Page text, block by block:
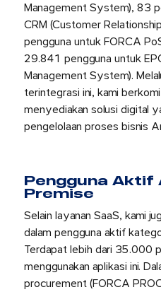
Management System), 83
CRM (Customer
pengguna untuk FORCA
29.841 pengguna untuk
Management System).
terintegrasi ini, kami
menyediakan solusi digital
pengelolaan proses bisnis
Pengguna Aktif
Premise
Selain layanan SaaS, kami
dalam pengguna aktif
Terdapat lebih dari 35.000
menggunakan aplikasi ini.
procurement (FORCA